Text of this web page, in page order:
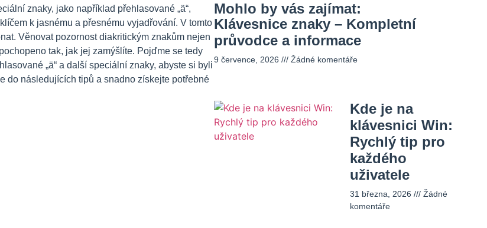
znaky, jako například přehlasované „ä“,
k jasnému a přesnému vyjadřování. V tomto
Věnovat pozornost diakritickým znakům nejen
tak, jak jej zamýšlíte. Pojďme se tedy
„ä“ a další speciální znaky, abyste si byli
do následujících tipů a snadno získejte potřebné
Mohlo by vás zajímat:
Klávesnice znaky – Kompletní
průvodce a informace
9 července, 2026 Žádné komentáře
Kde je na
klávesnici Win:
Rychlý tip pro
každého
uživatele
31 března, 2026
Žádné
komentáře